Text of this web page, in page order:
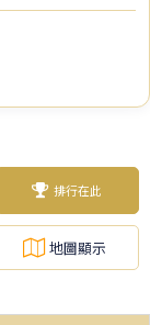
排行在此
地圖顯示